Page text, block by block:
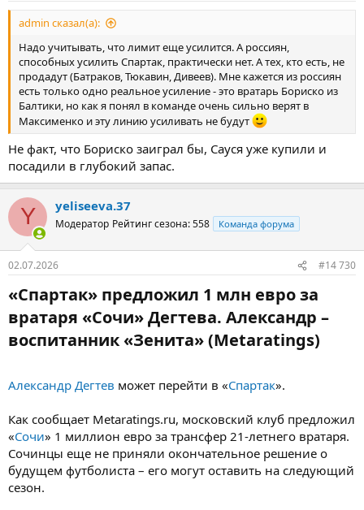
admin сказал(а):
Надо учитывать, что лимит еще усилится. А россиян,
способных усилить Спартак, практически нет. А тех, кто есть, не
продадут (Батраков, Тюкавин, Дивеев). Мне кажется из россиян
есть только одно реальное усиление - это вратарь Бориско из
Балтики, но как я понял в команде очень сильно верят в
Максименко и эту линию усиливать не будут
Не факт, что Бориско заиграл бы, Сауся уже купили и
посадили в глубокий запас.
Y yeliseeva.37
Модератор Рейтинг сезона: 558 Команда форума
02.07.2026 #14 730
«Спартак» предложил 1 млн евро за
вратаря «Сочи» Дегтева. Александр –
воспитанник «Зенита» (Metaratings)​
Александр Дегтев может перейти в «Спартак».
Как сообщает Metaratings.ru, московский клуб предложил
«Сочи» 1 миллион евро за трансфер 21-летнего вратаря.
Сочинцы еще не приняли окончательное решение о
будущем футболиста – его могут оставить на следующий
сезон.